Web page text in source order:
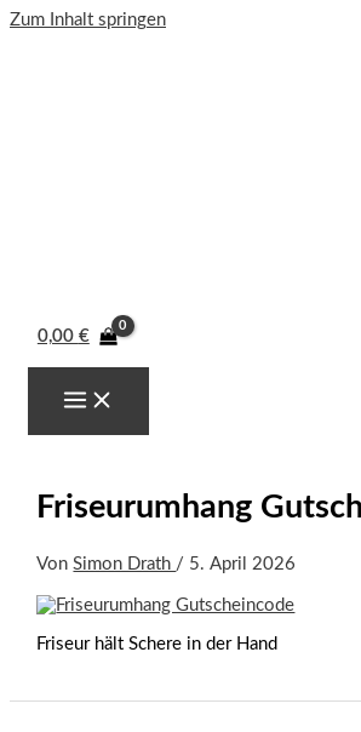
Zum Inhalt springen
0,00 €
Friseurumhang
VonSimon Drath / 5. April 2026
Friseur hält Schere in der Hand